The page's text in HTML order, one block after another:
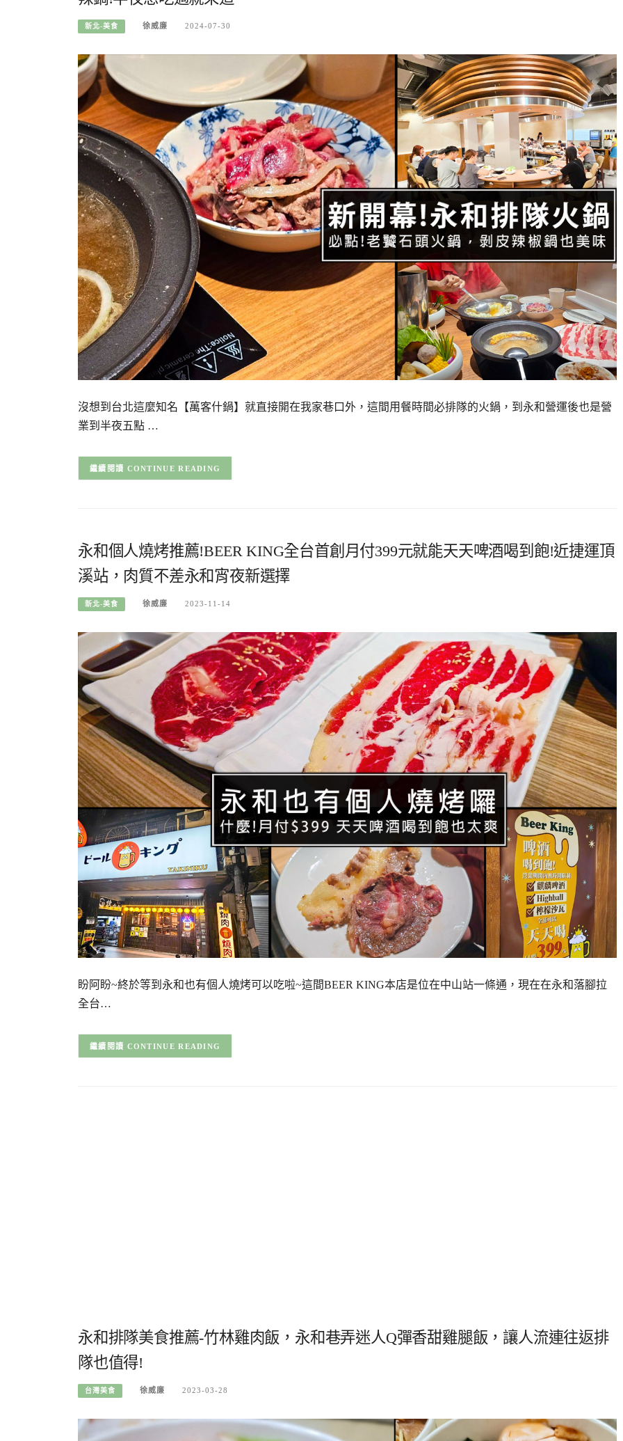
新北-美食 徐威廉 2024-07-30
沒想到台北這麼知名【萬客什鍋】就直接開在我家巷口外，這間用餐時間必排隊的火鍋，到永和營運後也是營
業到半夜五點 …
CONTINUE READING
永和個人燒烤推薦!BEER KING全台首創月付399元就能天天啤酒喝到飽!近捷運頂
溪站，肉質不差永和宵夜新選擇
新北-美食 徐威廉 2023-11-14
盼阿盼~終於等到永和也有個人燒烤可以吃啦~這間BEER KING本店是位在中山站一條通，現在在永和落腳拉
全台…
CONTINUE READING
永和排隊美食推薦-竹林雞肉飯，永和巷弄迷人Q彈香甜雞腿飯，讓人流連往返排
隊也值得!
台灣美食 徐威廉 2023-03-28